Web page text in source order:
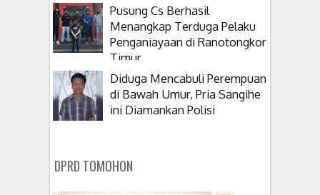
Pusung Cs Berhasil
Menangkap Terduga Pelaku
Penganiayaan di Ranotongkor
Timur
Diduga Mencabuli Perempuan
di Bawah Umur, Pria Sangihe
ini Diamankan Polisi
DPRD TOMOHON